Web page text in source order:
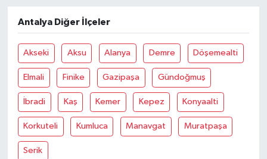
Antalya Diğer İlçeler
Akseki Aksu Alanya Demre Döşemealti
Elmali Finike Gazipaşa Gündoğmuş
İbradi Kaş Kemer Kepez Konyaalti
Korkuteli Kumluca Manavgat Muratpaşa
Serik